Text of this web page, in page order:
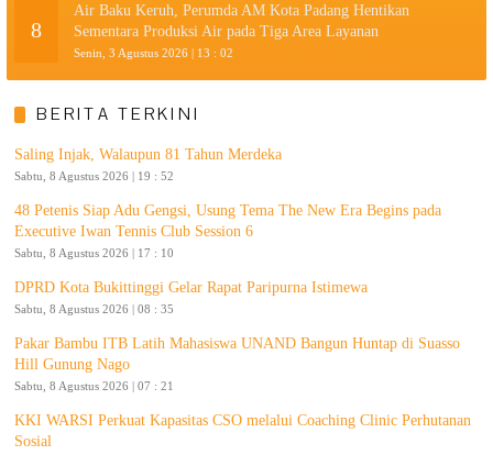
8
Air Baku Keruh, Perumda AM Kota Padang Hentikan
Sementara Produksi Air pada Tiga Area Layanan
Senin, 3 Agustus 2026 | 13 : 02
BERITA TERKINI
Saling Injak, Walaupun 81 Tahun Merdeka
Sabtu, 8 Agustus 2026 | 19 : 52
48 Petenis Siap Adu Gengsi, Usung Tema The New Era Begins pada
Executive Iwan Tennis Club Session 6
Sabtu, 8 Agustus 2026 | 17 : 10
DPRD Kota Bukittinggi Gelar Rapat Paripurna Istimewa
Sabtu, 8 Agustus 2026 | 08 : 35
Pakar Bambu ITB Latih Mahasiswa UNAND Bangun Huntap di Suasso
Hill Gunung Nago
Sabtu, 8 Agustus 2026 | 07 : 21
KKI WARSI Perkuat Kapasitas CSO melalui Coaching Clinic Perhutanan
Sosial